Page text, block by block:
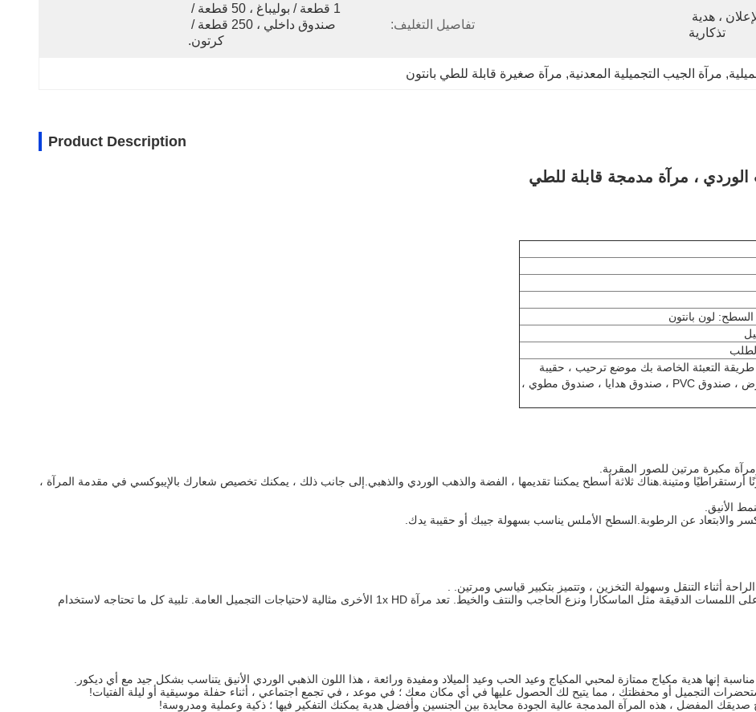
تذكارية
تفاصيل التغليف:
كرتون.
, مرآة الجيب التجميلية المعدنية, مرآة صغيرة قابلة للطي بانتون
Product Description
، مرآة مدمجة قابلة للطي
لون بانتون
التعبئة الخاصة بك موضع ترحيب ، حقيبة
مخملية ، صندوق عرض ، صندوق PVC ، صندوق هدايا ، صندوق مطوي ،
مكبرة مرتين للصور المقربة.
أرستقراطيًا ومتينة.هناك ثلاثة أسطح يمكننا تقديمها ، الفضة والذهب الوردي والذهبي.إلى جانب ذلك ، يمكنك تخصيص شعارك بالإيبوكسي في مقدمة المرآة ،
الأنيق.
والابتعاد عن الرطوبة.السطح الأملس يناسب بسهولة جيبك أو حقيبة يدك.
أثناء التنقل وسهولة التخزين ، وتتميز بتكبير قياسي ومرتين. .
تتميز مرآة المكياج المكبرة هذه بقدرة تكبير 2x رائعة للحصول على اللمسات الدقيقة مثل الماسكارا ونزع الحاجب والنتف والخيط. تعد مرآة 1x HD الأخرى مثالية لاحتياجات التجميل العامة. تلبية كل ما تحتاجه لاستخدام
إنها هدية مكياج ممتازة لمحبي المكياج وعيد الحب وعيد الميلاد ومفيدة ورائعة ، هذا اللون الذهبي الوردي الأنيق يتناسب بشكل جيد مع أي ديكور.
التجميل أو محفظتك ، مما يتيح لك الحصول عليها في أي مكان معك ؛ في موعد ، في تجمع اجتماعي ، أثناء حفلة موسيقية أو ليلة الفتيات!
صديقك المفضل ، هذه المرآة المدمجة عالية الجودة محايدة بين الجنسين وأفضل هدية يمكنك التفكير فيها ؛ ذكية وعملية ومدروسة!